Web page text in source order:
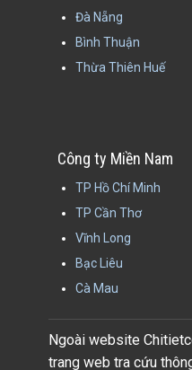
Đà Nẵng
Bình Thuận
Thừa Thiên Huế
Công ty Miền Nam
TP Hồ Chí Minh
TP Cần Thơ
Vĩnh Long
Bạc Liêu
Cà Mau
Ngoài website
trang web tra cứu